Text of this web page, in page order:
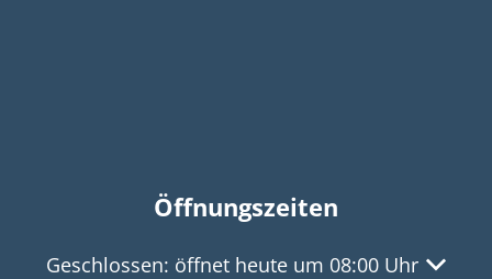
Öffnungszeiten
Klicken, um weitere Öffnungs- oder
Geschlossen: öffnet heute um 08:00 Uhr